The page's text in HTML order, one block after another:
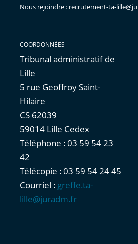
Nous rejoindre : recrutement-ta-
COORDONNÉES
Tribunal administratif de
Lille
5 rue Geoffroy Saint-
Hilaire
CS 62039
59014 Lille Cedex
Téléphone : 03 59 54 23
42
Télécopie : 03 59 54 24 45
Courriel : greffe.ta-
lille@juradm.fr